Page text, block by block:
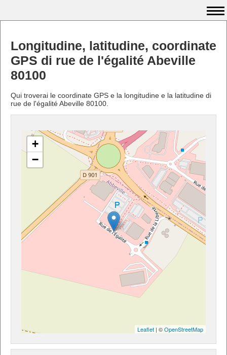
Longitudine, latitudine, coordinate
GPS di rue de l'égalité Abeville
80100
Qui troverai le coordinate GPS e la longitudine e la latitudine di
rue de l'égalité Abeville 80100.
+
−
Leaflet | ©OpenStreetMap